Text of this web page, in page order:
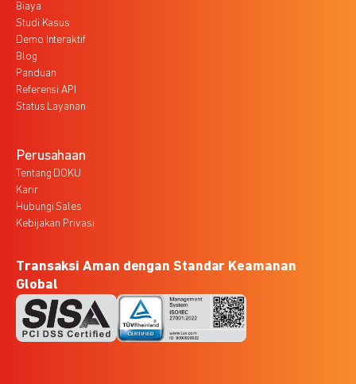
Biaya
Studi Kasus
Demo Interaktif
Blog
Panduan
Referensi API
Status Layanan
Perusahaan
Tentang DOKU
Karir
Hubungi Sales
Kebijakan Privasi
Transaksi Aman dengan Standar Keamanan
Global